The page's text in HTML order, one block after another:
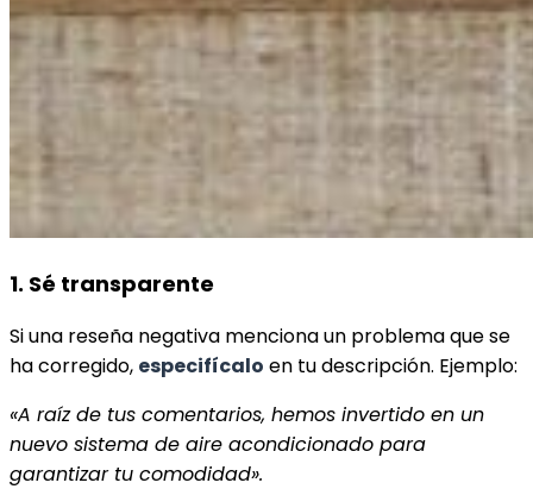
1. Sé transparente
Si una reseña negativa menciona un problema que se
ha corregido, especifícalo en tu descripción. Ejemplo:
«A raíz de tus comentarios, hemos invertido en un
nuevo sistema de aire acondicionado para
garantizar tu comodidad».